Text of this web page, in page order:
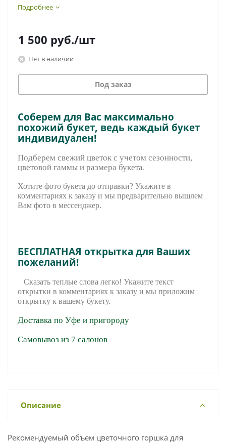
Подробнее
1 500 руб./шт
Нет в наличии
Под заказ
Соберем для Вас максимально
похожий букет, ведь каждый букет
индивидуален!
Подберем свежий цветок с учетом сезонности,
цветовой гаммы и размера букета.
Хотите фото букета до отправки? Укажите в
комментариях к заказу и мы предварительно вышлем
Вам фото в мессенджер.
БЕСПЛАТНАЯ открытка для Ваших
пожеланий!
Сказать теплые слова легко! Укажите текст
открытки в комментариях к заказу и мы приложим
открытку к вашему букету.
Доставка по Уфе и пригороду
Самовывоз из 7 салонов
Описание
Рекомендуемый объем цветочного горшка для